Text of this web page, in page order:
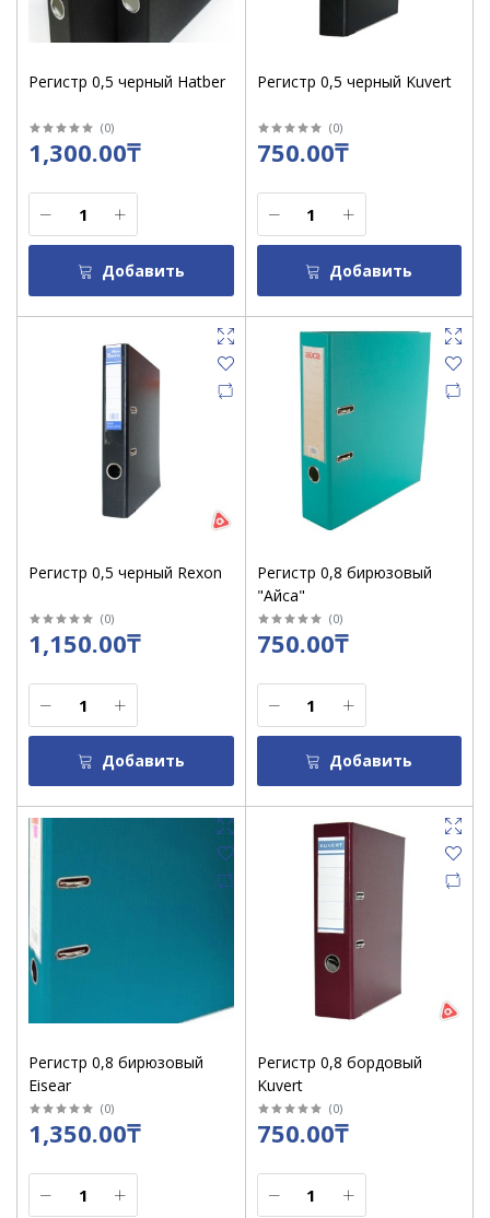
Регистр 0,5 черный Hatber
(0)
1,300.00₸
Добавить
Регистр 0,5 черный Kuvert
(0)
750.00₸
Добавить
Регистр 0,5 черный Rexon
(0)
1,150.00₸
Добавить
Регистр 0,8 бирюзовый
"Айса"
(0)
750.00₸
Добавить
Регистр 0,8 бирюзовый
Eisear
(0)
1,350.00₸
Регистр 0,8 бордовый
Kuvert
(0)
750.00₸